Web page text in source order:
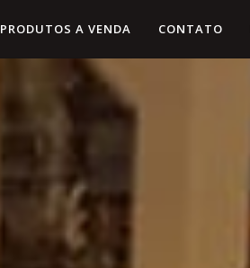
PRODUTOS A VENDA CONTATO